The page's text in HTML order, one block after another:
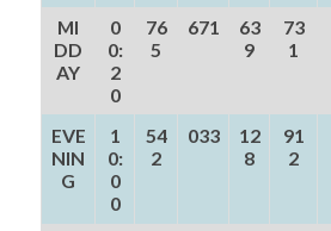
MI
DD
AY
0
0:
2
0
76
5
671
63
9
73
1
EVE
NIN
G
1
0:
0
0
54
2
033
12
8
91
2